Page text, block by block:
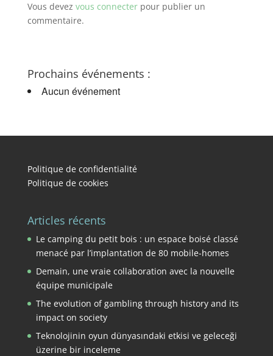
Vous devez vous connecterpour publier un
commentaire.
Prochains événements :
Aucun événement
Politique de confidentialité
Politique de cookies
Articles récents
Le camping du petit bois : un espace boisé classé
menacé par l’implantation de 80 mobile-homes
Demain, une vraie collaboration avec la nouvelle
équipe municipale
The evolution of gambling through history and its
impact on society
Teknolojinin oyun dünyasındaki etkisi ve geleceği
üzerine bir inceleme